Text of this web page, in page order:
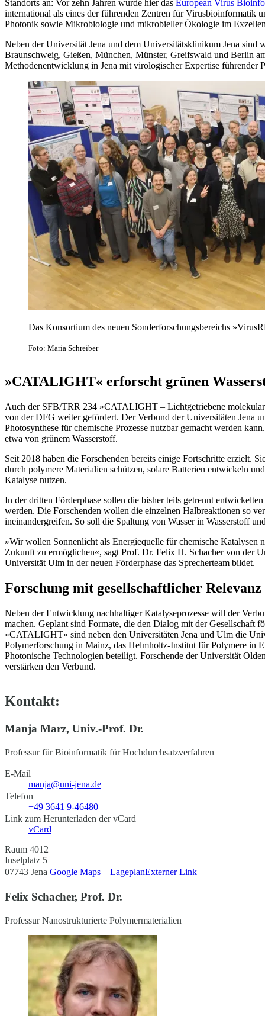
Standorts an: Vor zehn Jahren wurde hier das European Virus
international als eines der führenden Zentren für Virusbioinformatik
Photonik sowie Mikrobiologie und mikrobieller Ökologie im
Neben der Universität Jena und dem Universitätsklinikum Jena sind
Braunschweig, Gießen, München, Münster, Greifswald und Berlin
Methodenentwicklung in Jena mit virologischer Expertise führender
Das Konsortium des neuen Sonderforschungsbereichs
Foto: Maria Schreiber
»CATALIGHT« erforscht grünen
Auch der SFB/TRR 234 »CATALIGHT – Lichtgetriebene
von der DFG weiter gefördert. Der Verbund der Universitäten Jena
Photosynthese für chemische Prozesse nutzbar gemacht werden
etwa von grünem Wasserstoff.
Seit 2018 haben die Forschenden bereits einige Fortschritte erzielt.
durch polymere Materialien schützen, solare Batterien entwickeln
Katalyse nutzen.
In der dritten Förderphase sollen die bisher teils getrennt
werden. Die Forschenden wollen die einzelnen Halbreaktionen so
ineinandergreifen. So soll die Spaltung von Wasser in Wasserstoff
»Wir wollen Sonnenlicht als Energiequelle für chemische Katalysen
Zukunft zu ermöglichen«, sagt Prof. Dr. Felix H. Schacher von der
Universität Ulm in der neuen Förderphase das Sprecherteam bildet.
Forschung mit gesellschaftlicher Relevanz
Neben der Entwicklung nachhaltiger Katalyseprozesse will der
machen. Geplant sind Formate, die den Dialog mit der Gesellschaft
»CATALIGHT« sind neben den Universitäten Jena und Ulm die
Polymerforschung in Mainz, das Helmholtz-Institut für Polymere in
Photonische Technologien beteiligt. Forschende der Universität
verstärken den Verbund.
Kontakt:
Manja Marz, Univ.-Prof. Dr.
Professur für Bioinformatik für Hochdurchsatzverfahren
E-Mail
manja@uni-jena.de
Telefon
+49 3641 9-46480
Link zum Herunterladen der vCard
vCard
Raum 4012
Inselplatz 5
07743 Jena Google Maps – LageplanExterner Link
Felix Schacher, Prof. Dr.
Professur Nanostrukturierte Polymermaterialien